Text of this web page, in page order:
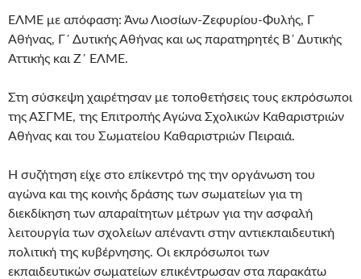
ΕΛΜΕ με απόφαση: Άνω Λιοσίων-Ζεφυρίου-Φυλής, Γ
Αθήνας, Γ΄ Δυτικής Αθήνας και ως παρατηρητές Β΄ Δυτικής
Αττικής και Ζ΄ ΕΛΜΕ.
Στη σύσκεψη χαιρέτησαν με τοποθετήσεις τους εκπρόσωποι
της ΑΣΓΜΕ, της Επιτροπής Αγώνα Σχολικών Καθαριστριών
Αθήνας και του Σωματείου Καθαριστριών Πειραιά.
Η συζήτηση είχε στο επίκεντρό της την οργάνωση του
αγώνα και της κοινής δράσης των σωματείων για τη
διεκδίκηση των απαραίτητων μέτρων για την ασφαλή
λειτουργία των σχολείων απέναντι στην αντιεκπαιδευτική
πολιτική της κυβέρνησης. Οι εκπρόσωποι των
εκπαιδευτικών σωματείων επικέντρωσαν στα παρακάτω